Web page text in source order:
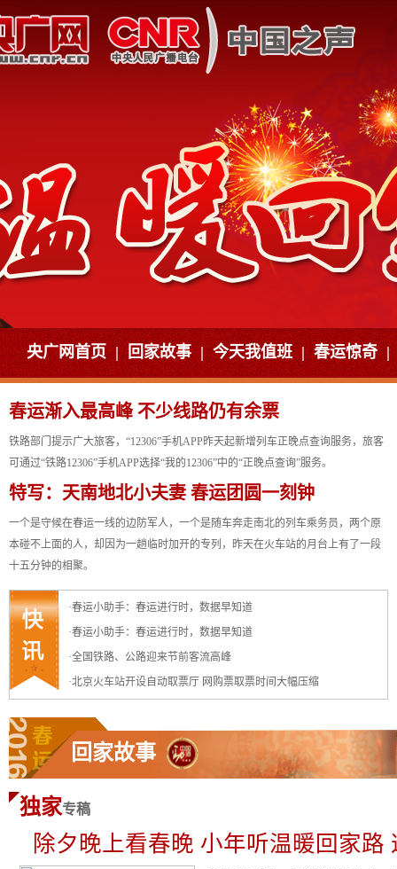
央广网首页 | 回家故事 | 今天我值班 | 春运惊奇 |
春运渐入最高峰 不少线路仍有余票
铁路部门提示广大旅客，“12306”手机APP昨天起新增列车正晚点查询服务，旅客
可通过“铁路12306”手机APP选择“我的12306”中的“正晚点查询”服务。
特写：天南地北小夫妻 春运团圆一刻钟
一个是守候在春运一线的边防军人，一个是随车奔走南北的列车乘务员，两个原
本碰不上面的人，却因为一趟临时加开的专列，昨天在火车站的月台上有了一段
十五分钟的相聚。
·春运小助手：春运进行时，数据早知道
·春运小助手：春运进行时，数据早知道
·全国铁路、公路迎来节前客流高峰
·北京火车站开设自动取票厅 网购票取票时间大幅压缩
回家故事
独家专稿
除夕晚上看春晚 小年听温暖回家路